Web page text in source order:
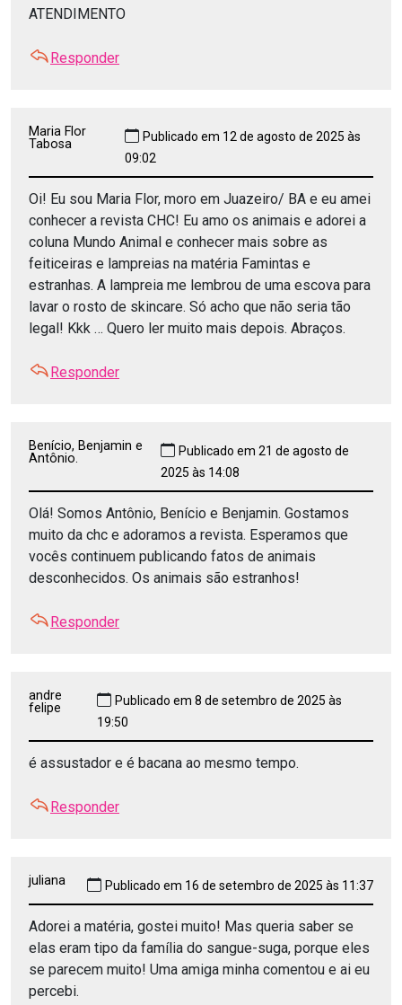
ATENDIMENTO
Responder
Maria Flor
Tabosa
Publicado em 12 de agosto de 2025 às
09:02
Oi! Eu sou Maria Flor, moro em Juazeiro/ BA e eu amei
conhecer a revista CHC! Eu amo os animais e adorei a
coluna Mundo Animal e conhecer mais sobre as
feiticeiras e lampreias na matéria Famintas e
estranhas. A lampreia me lembrou de uma escova para
lavar o rosto de skincare. Só acho que não seria tão
legal! Kkk … Quero ler muito mais depois. Abraços.
Responder
Benício, Benjamin e
Antônio.
Publicado em 21 de agosto de
2025 às 14:08
Olá! Somos Antônio, Benício e Benjamin. Gostamos
muito da chc e adoramos a revista. Esperamos que
vocês continuem publicando fatos de animais
desconhecidos. Os animais são estranhos!
Responder
andre
felipe
Publicado em 8 de setembro de 2025 às
19:50
é assustador e é bacana ao mesmo tempo.
Responder
juliana Publicado em 16 de setembro de 2025 às 11:37
Adorei a matéria, gostei muito! Mas queria saber se
elas eram tipo da família do sangue-suga, porque eles
se parecem muito! Uma amiga minha comentou e ai eu
percebi.